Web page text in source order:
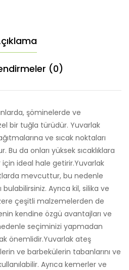
(0)
şöminelerde ve
bir tuğla türüdür. Yuvarlak
ve sıcak noktaları
Bu da onları yüksek sıcaklıklara
ideal hale getirir.Yuvarlak
mevcuttur, bu nedenle
Ayrıca kil, silika ve
çeşitli malzemelerden de
kendine özgü avantajları ve
seçiminizi yapmadan
önemlidir.Yuvarlak ateş
ve barbekülerin tabanlarını ve
Ayrıca kemerler ve